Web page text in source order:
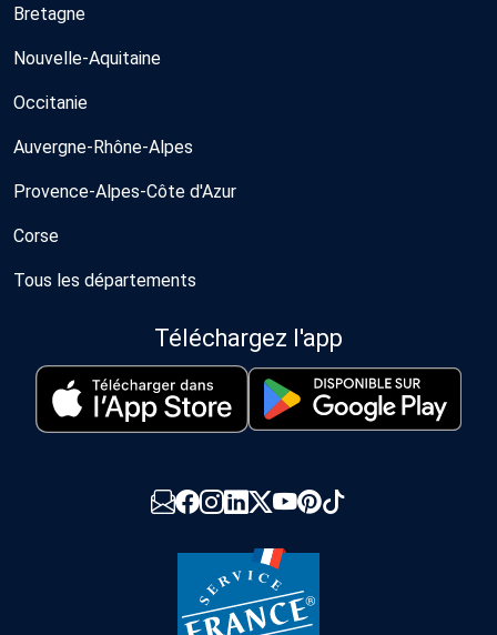
Bretagne
Nouvelle-Aquitaine
Occitanie
Auvergne-Rhône-Alpes
Provence-Alpes-Côte d'Azur
Corse
Tous les départements
Téléchargez l'app